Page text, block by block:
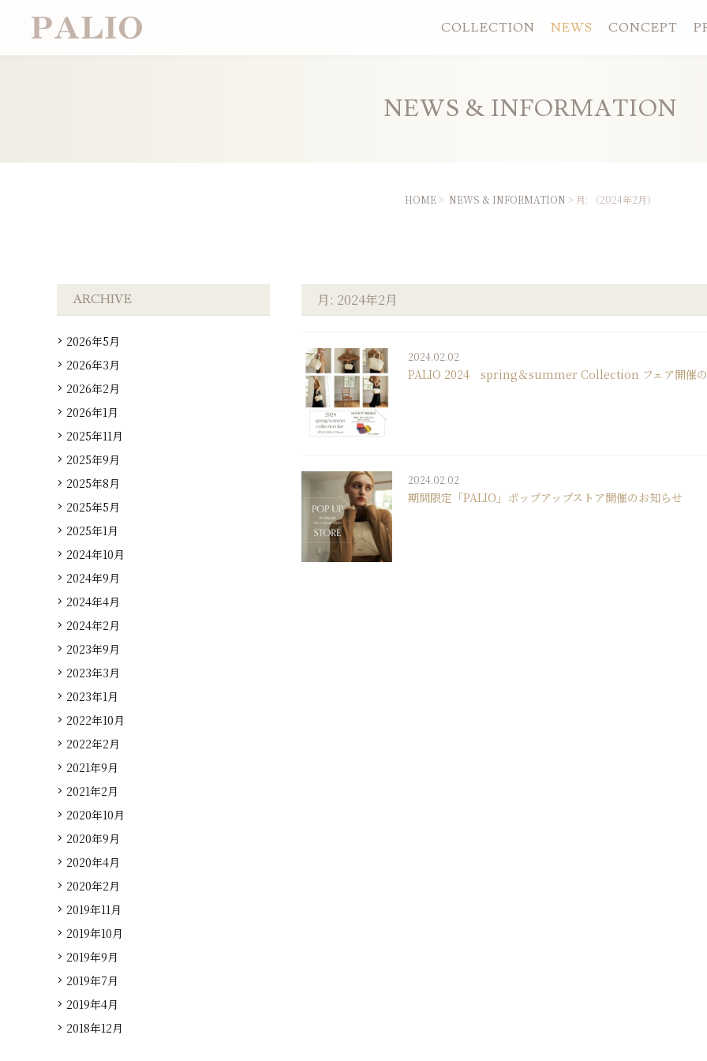
COLLECTION NEWS CONCEPT
NEWS & INFORMATION
HOME> NEWS & INFORMATION > 月: 2024年2月
月: 2024年2月
2024.02.02
PALIO 2024 spring＆summer Collection フェア開催の
2024.02.02
期間限定「PALIO」ポップアップストア開催のお知らせ
ARCHIVE
2026年5月
2026年3月
2026年2月
2026年1月
2025年11月
2025年9月
2025年8月
2025年5月
2025年1月
2024年10月
2024年9月
2024年4月
2024年2月
2023年9月
2023年3月
2023年1月
2022年10月
2022年2月
2021年9月
2021年2月
2020年10月
2020年9月
2020年4月
2020年2月
2019年11月
2019年10月
2019年9月
2019年7月
2019年4月
2018年12月